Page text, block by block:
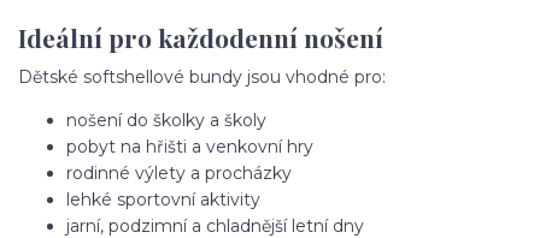
Ideální pro každodenní nošení
Dětské softshellové bundy jsou vhodné pro:
nošení do školky a školy
pobyt na hřišti a venkovní hry
rodinné výlety a procházky
lehké sportovní aktivity
jarní, podzimní a chladnější letní dny